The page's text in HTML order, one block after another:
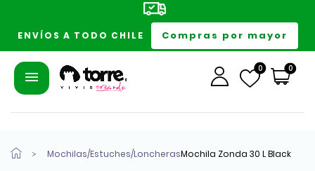
ENVÍOS A TODO CHILE Compras por mayor
0 0
Mochilas/Estuches/LoncherasMochila Zonda 30 L Black